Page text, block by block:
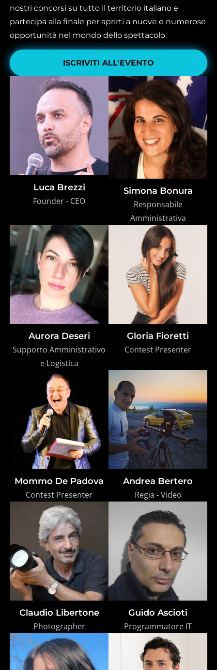
nostri concorsi su tutto il territorio italiano e
partecipa alla finale per aprirti a nuove e numerose
opportunità nel mondo dello spettacolo.
ISCRIVITI ALL'EVENTO
Luca Brezzi
Founder - CEO
Simona Bonura
Responsabile
Amministrativa
Aurora Deseri
Supporto Amministrativo
e Logistica
Gloria Fioretti
Contest Presenter
Mommo De Padova
Contest Presenter
Andrea Bertero
Regia - Video
Claudio Libertone
Photographer
Guido Ascioti
Programmatore IT